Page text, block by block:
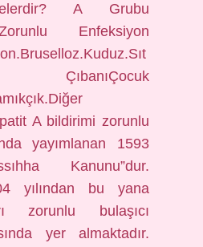
A Grubu
Enfeksiyon
A bildirimi zorunlu
yayımlanan 1593
Kanunu”dur.
yılından bu yana
zorunlu bulaşıcı
yer almaktadır.